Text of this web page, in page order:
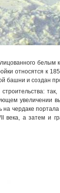
белым
относятся к
башни и создан
увеличении
чердаке
века, а затем и